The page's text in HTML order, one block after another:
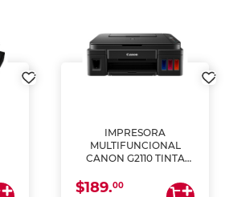
IMPRESORA
MULTIFUNCIONAL
CANON G2110 TINTA
$189.00